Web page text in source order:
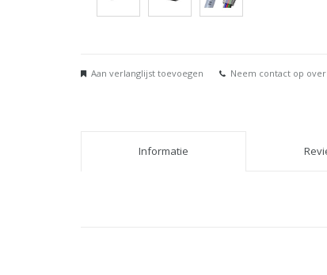
Aan verlanglijst toevoegen Neem contact op
Informatie